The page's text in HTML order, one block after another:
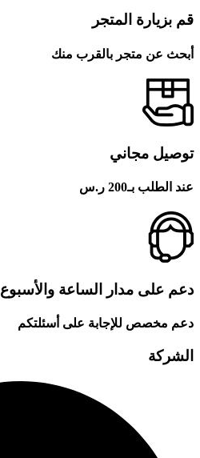
قم بزيارة المتجر
أبحث عن متجر بالقرب منك
توصيل مجاني
عند الطلب بـ200 ر.س
دعم على مدار الساعة والأسبوع
دعم مخصص للإجابة على أسئلتكم
الشركة